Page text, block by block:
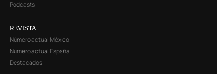
Podcasts
REVISTA
Número actual México
Número actual España
Destacados